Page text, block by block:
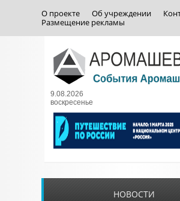
О проекте Об учреждении
Размещение рекламы
9.08.2026
воскресенье
НОВОСТИ